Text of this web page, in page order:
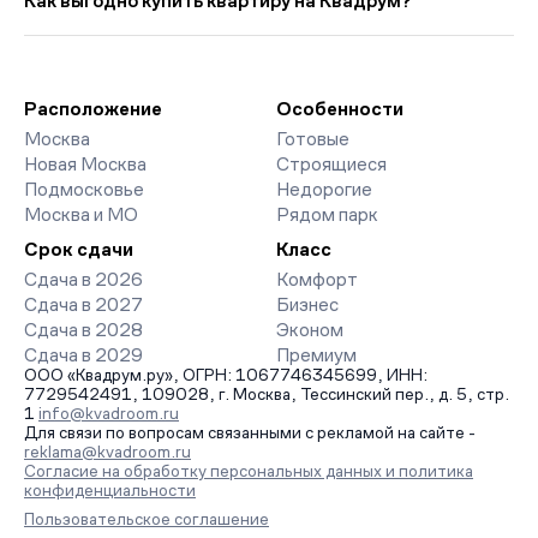
доступны отзывы жильцов о качестве строительства,
интерактивный генплан корпусов, сроки сдачи, особенности
организует просмотр и поможет одобрить ипотеку по
минимальной ставке. Чтобы зафиксировать цену, оставьте
заявку на обратный звонок.
Расположение
Москва
Новая Москва
Подмосковье
Москва и МО
Особенности
Готовые
Строящиеся
Недорогие
Рядом парк
Срок сдачи
Сдача в 2026
Сдача в 2027
Сдача в 2028
Сдача в 2029
Класс
Комфорт
Бизнес
Эконом
Премиум
ООО «Квадрум.ру», ОГРН: 1067746345699, ИНН:
7729542491, 109028, г. Москва, Тессинский пер., д. 5, стр.
1 info@kvadroom.ru
Для связи по вопросам связанными с рекламой на сайте -
reklama@kvadroom.ru
Согласие на обработку персональных данных и политика
конфиденциальности
Пользовательское соглашение